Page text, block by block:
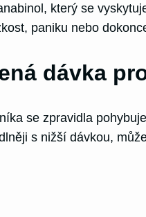
který se
paniku nebo
dávka
se zpravidla
s nižší dávkou,